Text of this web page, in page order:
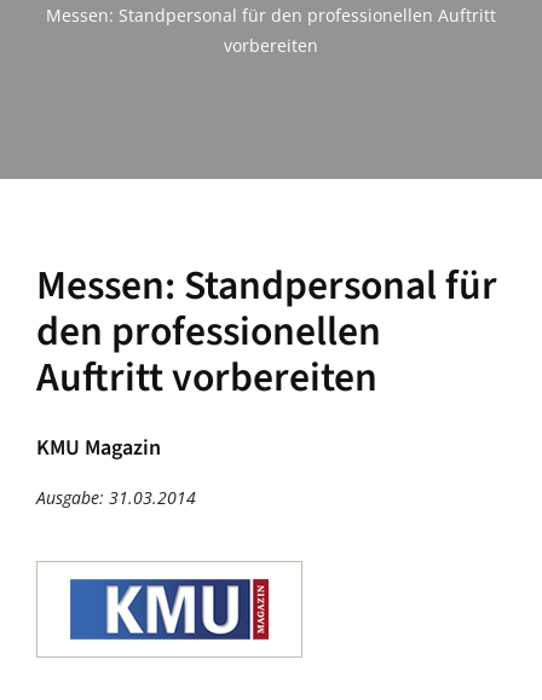
Messen: Standpersonal für den professionellen Auftritt
vorbereiten
Messen: Standpersonal für
den professionellen
Auftritt vorbereiten
KMU Magazin
Ausgabe: 31.03.2014